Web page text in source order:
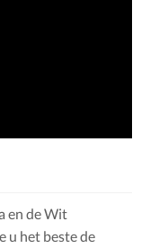
en de Wit
u het beste de